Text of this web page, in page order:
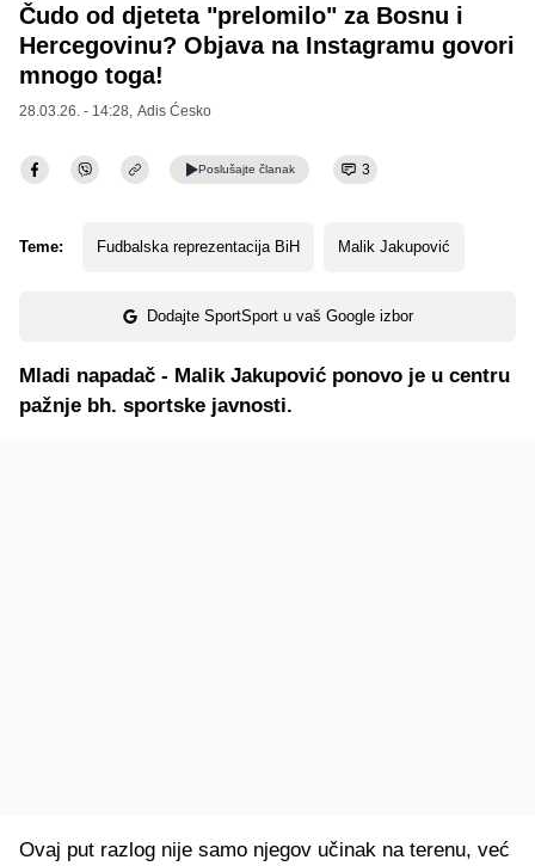
Čudo od djeteta "prelomilo" za Bosnu i
Hercegovinu? Objava na Instagramu govori
mnogo toga!
28.03.26. - 14:28, Adis Ćesko
Poslušajte članak 3
Teme: Fudbalska reprezentacija BiH Malik Jakupović
Dodajte SportSport u vaš Google izbor
Mladi napadač - Malik Jakupović ponovo je u centru
pažnje bh. sportske javnosti.
Ovaj put razlog nije samo njegov učinak na terenu, već